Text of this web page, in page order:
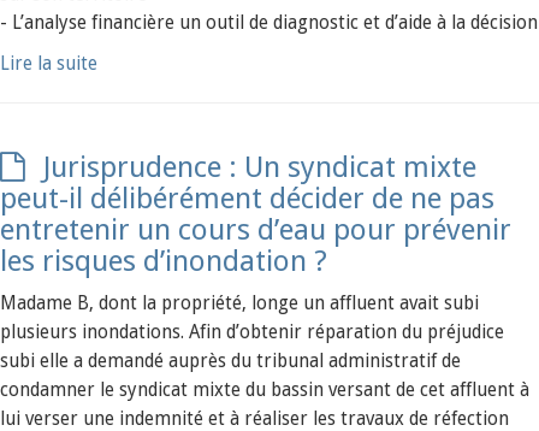
- L’analyse financière un outil de diagnostic et d’aide à la décision
Lire la suite
Jurisprudence : Un syndicat mixte
peut-il délibérément décider de ne pas
entretenir un cours d’eau pour prévenir
les risques d’inondation ?
Madame B, dont la propriété, longe un affluent avait subi
plusieurs inondations. Afin d’obtenir réparation du préjudice
subi elle a demandé auprès du tribunal administratif de
condamner le syndicat mixte du bassin versant de cet affluent à
lui verser une indemnité et à réaliser les travaux de réfection